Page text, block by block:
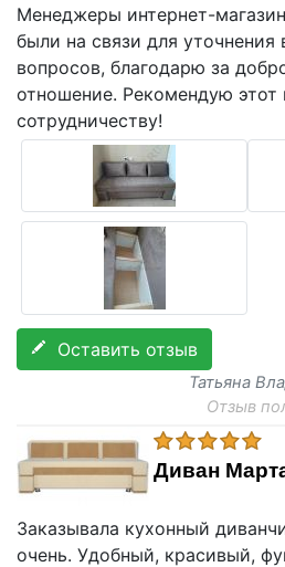
Менеджеры интернет-
были на связи для уточнения
вопросов, благодарю за
отношение. Рекомендую этот
сотрудничеству!
Оставить отзыв
Татьяна
Отзыв
Диван
Заказывала кухонный
очень. Удобный, красивый,